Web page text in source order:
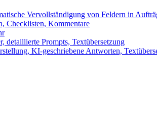
Vervollständigung von Feldern in
Checklisten, Kommentare
detaillierte Prompts, Textübersetzung
KI-geschriebene Antworten,